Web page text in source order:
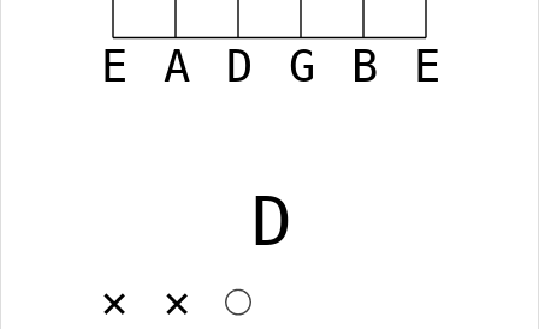
E A D G B E
D
✕ ✕